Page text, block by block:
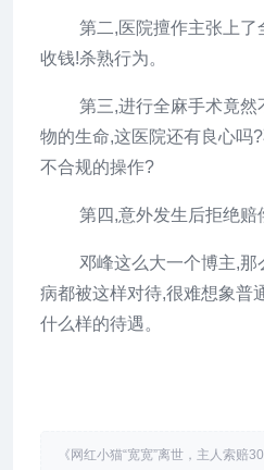
第二,医院擅作主张上了
收钱!杀熟行为。
第三,进行全麻手术竟然
物的生命,这医院还有良心吗
不合规的操作?
第四,意外发生后拒绝赔
邓峰这么大一个博主,
病都被这样对待,很难想象普
什么样的待遇。
《网红小猫“宽宽”离世，主人索赔